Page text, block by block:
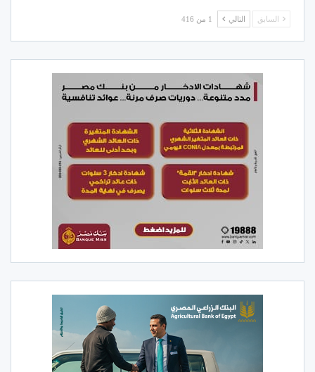
السابق التالي 1 من 416